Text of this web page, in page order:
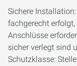
Sichere
fachgerecht
Anschlüsse
sicher verlegt sind
Schutzklasse: